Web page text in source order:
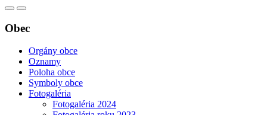
Obec
Orgány obce
Oznamy
Poloha obce
Symboly obce
Fotogaléria
Fotogaléria 2024